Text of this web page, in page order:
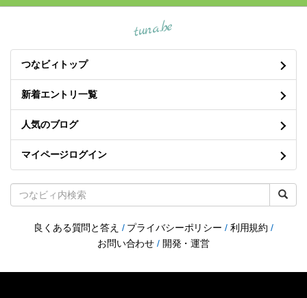
tuna.be
つなビィトップ
新着エントリ一覧
人気のブログ
マイページログイン
良くある質問と答え / プライバシーポリシー / 利用規約 /
お問い合わせ / 開発・運営